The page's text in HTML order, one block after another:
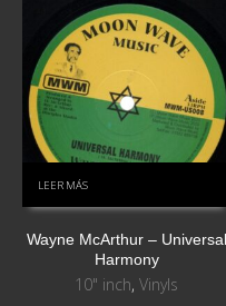
LEER MÁS
Wayne McArthur – Universal
Harmony
10" inch,Vinyls